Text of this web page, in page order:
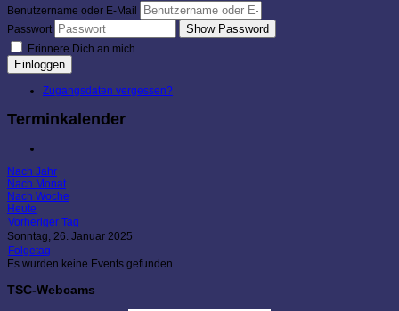
Benutzername oder E-Mail
Passwort
Show Password
Erinnere Dich an mich
Einloggen
Zugangsdaten vergessen?
Terminkalender
Nach Jahr
Nach Monat
Nach Woche
Heute
Vorheriger Tag
Sonntag, 26. Januar 2025
Folgetag
Es wurden keine Events gefunden
TSC-Webcams